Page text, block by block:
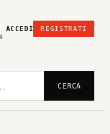
ACCEDI REGISTRATI
CERCA